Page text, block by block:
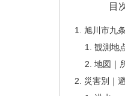
目
旭川市九
観測地
地図｜
災害別｜